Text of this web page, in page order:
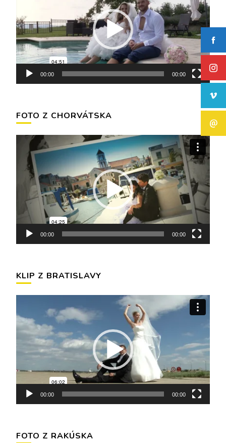
00:00 00:00
FOTO Z CHORVÁTSKA
Video
prehrávač
00:00 00:00
KLIP Z BRATISLAVY
prehrávač
00:00 00:00
FOTO Z RAKÚSKA